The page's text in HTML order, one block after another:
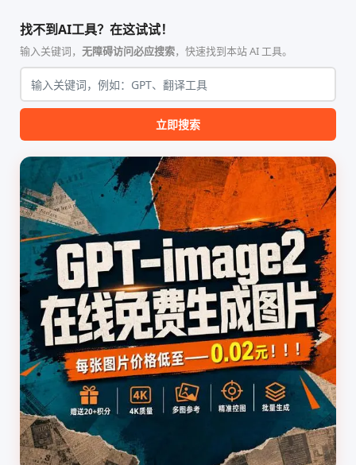
合，专为顶级学术期刊（如
Nature、Science、Cell 等）
的论文撰写与发表流程设计。
该工具集以智能体插...
纯 Python 标准库编写，用户
无需安装...
找不到AI工具？在这试试！
输入关键词， 无障碍访问必应搜索，快速找到本站 AI 工具。
立即搜索